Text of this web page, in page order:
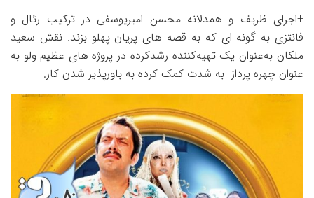
+اجرای ظریف و همدلانه محسن امیریوسفی در ترکیب رئال و
فانتزی به گونه ای که به قصه های پریان پهلو بزند. نقش سعید
ملکان به‌عنوان یک تهیه‌کننده رشدکرده در پروژه های عظیم-ولو به
عنوان چهره پرداز- به شدت کمک کرده به باورپذیر شدن کار.